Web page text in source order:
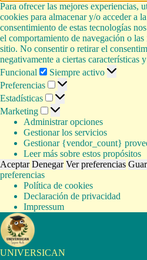
Para ofrecer las mejores experiencias,
cookies para almacenar y/o acceder a
consentimiento de estas tecnologías
el comportamiento de navegación o
sitio. No consentir o retirar el
negativamente a ciertas características
Funcional
Funcional
Siempre activo
Preferencias
Preferencias
Estadísticas Estadísticas
Marketing Marketing
Administrar opciones
Gestionar los servicios
Gestionar {vendor_count}
Leer más sobre estos propósitos
Aceptar Denegar Ver preferencias
preferencias
Política de cookies
Declaración de privacidad
Impressum
Saltar
al
contenido
UNIVERSICAN